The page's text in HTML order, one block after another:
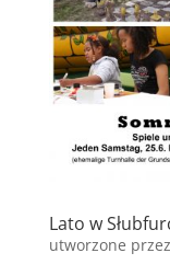
Lato w
utworzone przez